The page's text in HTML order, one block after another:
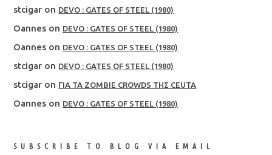
stcigar on DEVO : GATES OF STEEL (1980)
Oannes on DEVO : GATES OF STEEL (1980)
Oannes on DEVO : GATES OF STEEL (1980)
stcigar on DEVO : GATES OF STEEL (1980)
stcigar on ΓΙΑ ΤΑ ZOMBIE CROWDS ΤΗΣ CEUTA
Oannes on DEVO : GATES OF STEEL (1980)
SUBSCRIBE TO BLOG VIA EMAIL